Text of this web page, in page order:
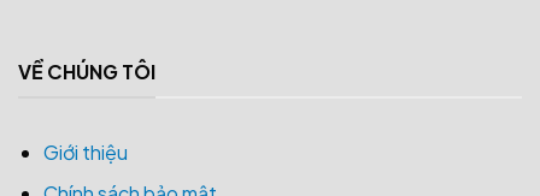
VỀ CHÚNG TÔI
Giới thiệu